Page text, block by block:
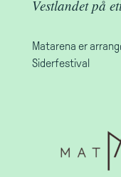
Vestlandet på
Matarena er
Siderfestival